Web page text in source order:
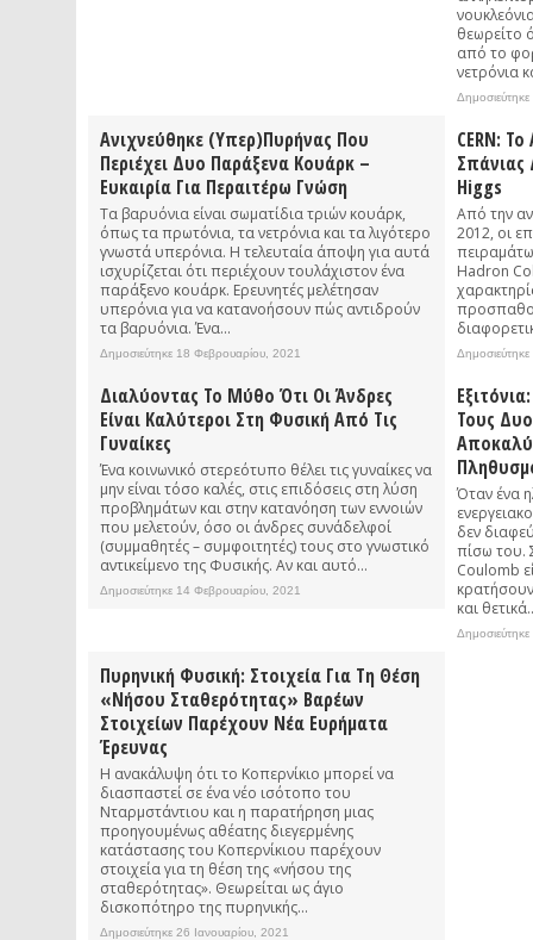
θεωρείτο
από το
νετρόνια
Ανιχνεύθηκε (υπερ)πυρήνας Που
Περιέχει Δυο Παράξενα Κουάρκ –
Ευκαιρία Για Περαιτέρω Γνώση
Τα βαρυόνια είναι σωματίδια τριών κουάρκ,
όπως τα πρωτόνια, τα νετρόνια και τα λιγότερο
γνωστά υπερόνια. Η τελευταία άποψη για αυτά
ισχυρίζεται ότι περιέχουν τουλάχιστον ένα
παράξενο κουάρκ. Ερευνητές μελέτησαν
υπερόνια για να κατανοήσουν πώς αντιδρούν
τα βαρυόνια. Ένα...
Δημοσιεύτηκε 18 Φεβρουαρίου, 2021
CERN:
Higgs
Από την
2012, οι
Hadron
Διαλύοντας Το Μύθο Ότι Οι Άνδρες
Είναι Καλύτεροι Στη Φυσική Από Τις
Γυναίκες
Ένα κοινωνικό στερεότυπο θέλει τις γυναίκες να
μην είναι τόσο καλές, στις επιδόσεις στη λύση
προβλημάτων και στην κατανόηση των εννοιών
που μελετούν, όσο οι άνδρες συνάδελφοί
(συμμαθητές – συμφοιτητές) τους στο γνωστικό
αντικείμενο της Φυσικής. Αν και αυτό...
Δημοσιεύτηκε 14 Φεβρουαρίου, 2021
Τους
Όταν ένα
δεν
πίσω του.
Coulomb
και
Πυρηνική Φυσική: Στοιχεία Για Τη Θέση
«νήσου Σταθερότητας» Βαρέων
Στοιχείων Παρέχουν Νέα Ευρήματα
Έρευνας
Η ανακάλυψη ότι το Κοπερνίκιο μπορεί να
διασπαστεί σε ένα νέο ισότοπο του
Νταρμστάντιου και η παρατήρηση μιας
προηγουμένως αθέατης διεγερμένης
κατάστασης του Κοπερνίκιου παρέχουν
στοιχεία για τη θέση της «νήσου της
σταθερότητας». Θεωρείται ως άγιο
δισκοπότηρο της πυρηνικής...
Δημοσιεύτηκε 26 Ιανουαρίου, 2021